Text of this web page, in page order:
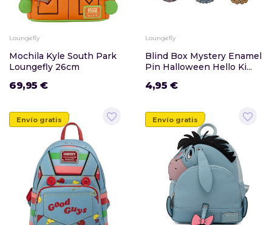
Loungefly
Mochila Kyle South Park
Loungefly 26cm
69,95 €
Loungefly
Blind Box Mystery Enamel
Pin Halloween Hello Ki...
4,95 €
favorite_border
Envío gratis favorite_border
Envío gratis